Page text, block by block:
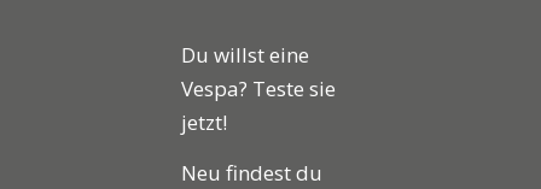
Du willst eine
Vespa? Teste sie
jetzt!
Neu findest du